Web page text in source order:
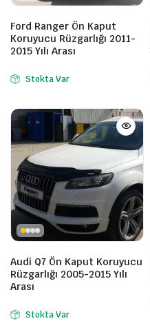
Ford Ranger Ön Kaput
Koruyucu Rüzgarlığı 2011-
2015 Yılı Arası
Stokta Var
Audi Q7 Ön Kaput Koruyucu
Rüzgarlığı 2005-2015 Yılı
Arası
Stokta Var